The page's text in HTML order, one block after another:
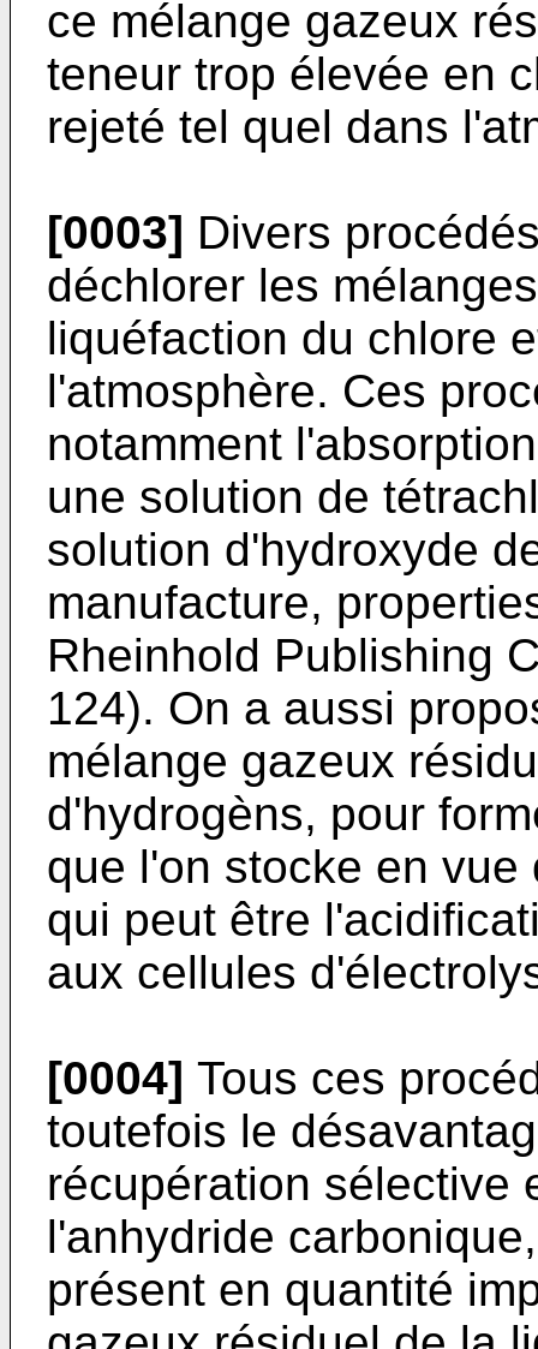
ce mélange gazeux
teneur trop élevée en
rejeté tel quel dans
[0003] Divers
déchlorer les
liquéfaction du chlore
l'atmosphère. Ces
notamment
une solution de
solution d'hydroxyde
manufacture,
Rheinhold Publishing
124). On a aussi
mélange gazeux
d'hydrogèns, pour
que l'on stocke en
qui peut être
aux cellules
[0004] Tous ces
toutefois le
récupération sélective
l'anhydride
présent en quantité